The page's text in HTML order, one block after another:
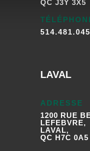
QC J3Y 3X5
LAVAL
ADRESSE
1200 RUE
LEFEBVRE,
LAVAL,
QC H7C 0A5